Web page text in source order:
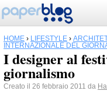
HOME › LIFESTYLE ›
INTERNAZIONALE DEL
I designer al
giornalismo
Creato il 26 febbraio 2011 da